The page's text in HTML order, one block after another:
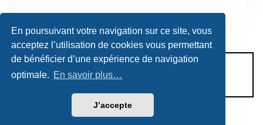
En poursuivant votre navigation sur ce site, vous
acceptez l’utilisation de cookies vous permettant
de bénéficier d’une expérience de navigation
optimale. En savoir plus…
J’accepte
CONDITIONS D’UTILISATION
POLITIQUE DE VIE PRIVÉE
Héritage & Succession